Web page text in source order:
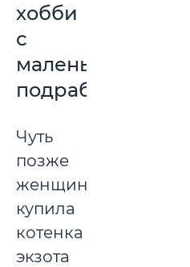
хобби
с
маленькой
подработкой»
Чуть
позже
женщина
купила
котенка
экзота